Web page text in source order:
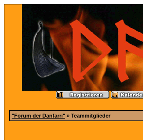
"Forum der Danfarri" » Teammitglieder